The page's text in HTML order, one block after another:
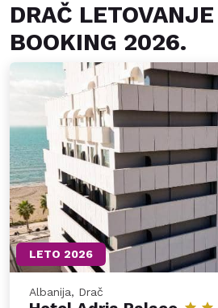
DRAČ
BOOKING 2026.
LETO 2026
Albanija, Drač